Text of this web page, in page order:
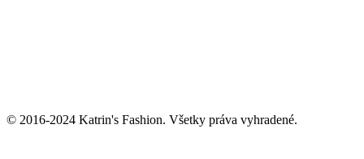
© 2016-2024 Katrin's Fashion. Všetky práva vyhradené.